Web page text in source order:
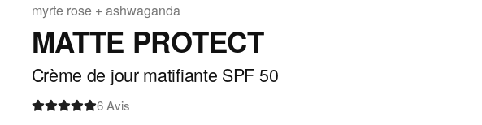
myrte rose + ashwaganda
MATTE PROTECT
Crème de jour matifiante SPF 50
6 Avis